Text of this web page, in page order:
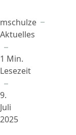
Beigetragen von
mschulze
in
Aktuelles
1 Min.
Lesezeit
9.
Juli
2025